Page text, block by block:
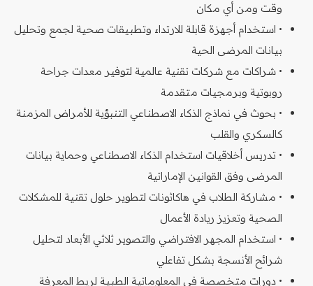
وقت ومن أي مكان
• استخدام أجهزة قابلة للارتداء وتطبيقات صحية لجمع وتحليل
بيانات المرضى الحية
• شراكات مع شركات تقنية عالمية لتوفير معدات جراحة
روبوتية وبرمجيات متقدمة
• بحوث في نماذج الذكاء الاصطناعي التنبؤية للأمراض المزمنة
كالسكري والقلب
• تدريس أخلاقيات استخدام الذكاء الاصطناعي وحماية بيانات
المرضى وفق القوانين الإماراتية
• مشاركة الطلاب في هاكاثونات لتطوير حلول تقنية للمشكلات
الصحية وتعزيز ريادة الأعمال
• استخدام المجهر الافتراضي والتصوير ثلاثي الأبعاد لتحليل
شرائح الأنسجة بشكل تفاعلي
• دورات متخصصة في المعلوماتية الطبية لربط المعرفة